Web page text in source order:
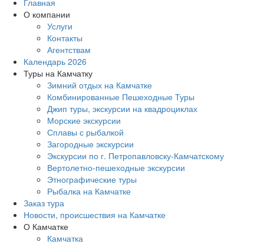
О компании
Услуги
Контакты
Агентствам
Календарь 2026
Туры на Камчатку
Зимний отдых на Камчатке
Комбинированные Пешеходные Туры
Джип туры, экскурсии на квадроциклах
Морские экскурсии
Сплавы с рыбалкой
Загородные экскурсии
Экскурсии по г. Петропавловску-Камчатскому
Вертолетно-пешеходные экскурсии
Этнографические туры
Рыбалка на Камчатке
Заказ тура
Новости, происшествия на Камчатке
О Камчатке
Камчатка